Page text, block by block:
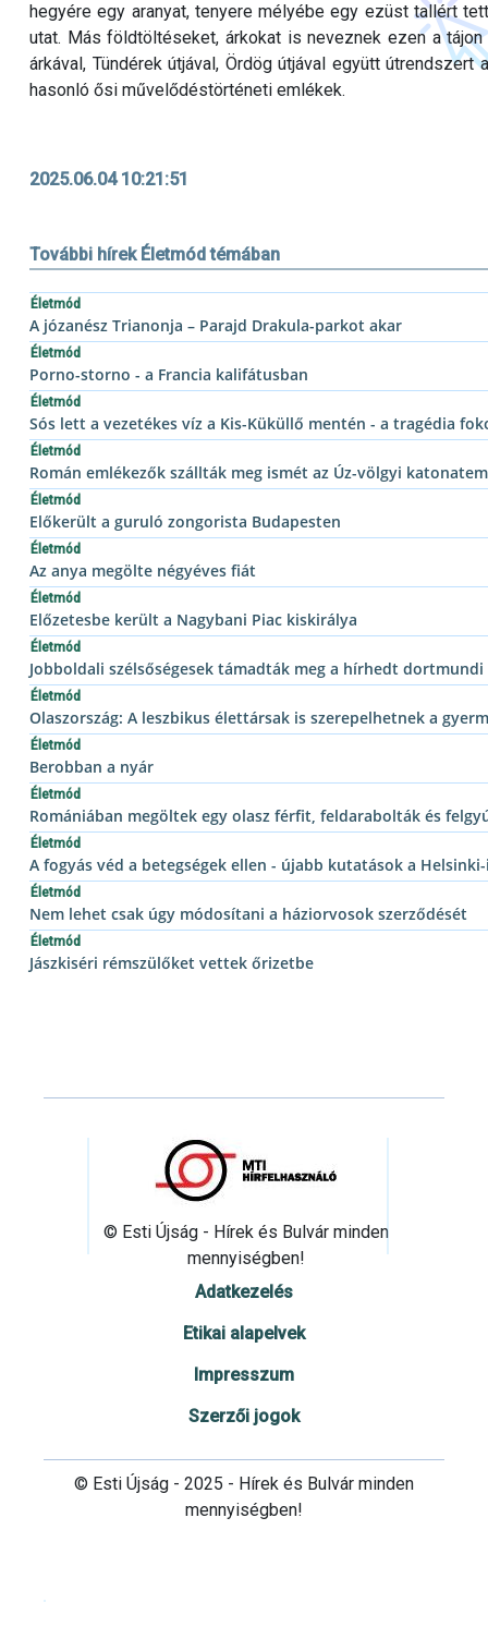
hegyére egy aranyat, tenyere mélyébe egy ezüst tallért
utat. Más földtöltéseket, árkokat is neveznek ezen a
árkával, Tündérek útjával, Ördög útjával együtt
hasonló ősi művelődéstörténeti emlékek.
2025.06.04 10:21:51
További hírek Életmód témában
Életmód
A józanész Trianonja – Parajd Drakula-parkot akar
Életmód
Porno-storno - a Francia kalifátusban
Életmód
Sós lett a vezetékes víz a Kis-Küküllő mentén - a tragédia
Életmód
Román emlékezők szállták meg ismét az Úz-völgyi
Életmód
Előkerült a guruló zongorista Budapesten
Életmód
Az anya megölte négyéves fiát
Életmód
Előzetesbe került a Nagybani Piac kiskirálya
Életmód
Jobboldali szélsőségesek támadták meg a hírhedt
Életmód
Olaszország: A leszbikus élettársak is szerepelhetnek a
Életmód
Berobban a nyár
Életmód
Romániában megöltek egy olasz férfit, feldarabolták és
Életmód
A fogyás véd a betegségek ellen - újabb kutatások a
Életmód
Nem lehet csak úgy módosítani a háziorvosok szerződését
Életmód
Jászkiséri rémszülőket vettek őrizetbe
© Esti Újság - Hírek és Bulvár minden
mennyiségben!
Adatkezelés
Etikai alapelvek
Impresszum
Szerzői jogok
© Esti Újság - 2025 - Hírek és Bulvár minden
mennyiségben!